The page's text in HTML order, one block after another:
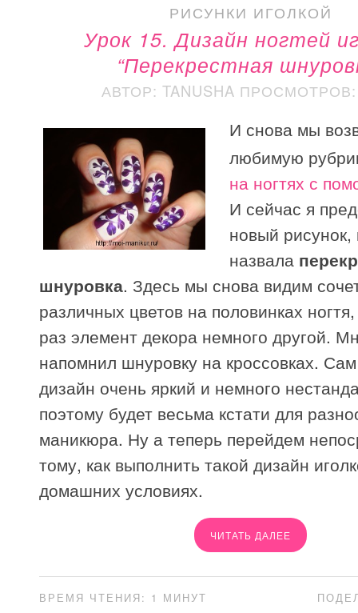
РИСУНКИ ИГОЛКОЙ
Урок 15. Дизайн ногтей
“Перекрестная
АВТОР: TANUSHA ПРОСМОТРОВ:
И снова мы
любимую
на ногтях с
И сейчас я
новый рисунок,
назвала
шнуровка. Здесь мы снова видим
различных цветов на половинках
раз элемент декора немного другой.
напомнил шнуровку на кроссовках.
дизайн очень яркий и немного
поэтому будет весьма кстати для
маникюра. Ну а теперь перейдем
тому, как выполнить такой дизайн
домашних условиях.
ЧИТАТЬ ДАЛЕЕ
ВРЕМЯ ЧТЕНИЯ: 1 МИНУТ